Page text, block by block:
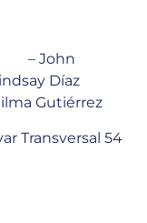
Díaz
Gutiérrez
Transversal 54